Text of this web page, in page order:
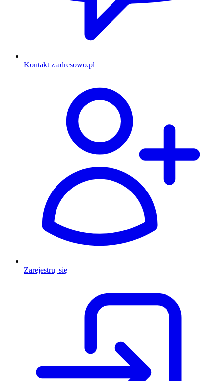
Kontakt z adresowo.pl
Zarejestruj się